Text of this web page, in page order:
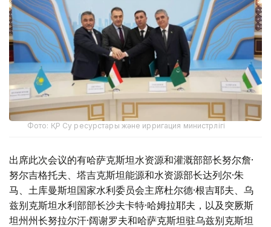
Фото: ҚР Су ресурстары және ирригация министрлігі
出席此次会议的有哈萨克斯坦水资源和灌溉部部长努尔詹·
努尔吉格托夫、塔吉克斯坦能源和水资源部长达列尔·朱
马、土库曼斯坦国家水利委员会主席杜尔德·根吉耶夫、乌
兹别克斯坦水利部部长沙夫卡特·哈姆拉耶夫，以及突厥斯
坦州州长努拉尔汗·阔谢罗夫和哈萨克斯坦驻乌兹别克斯坦